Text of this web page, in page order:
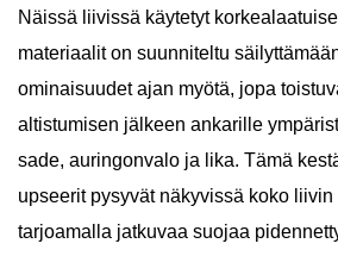
Näissä liivissä käytetyt
materiaalit on suunniteltu
ominaisuudet ajan myötä, jopa
altistumisen jälkeen ankarille
sade, auringonvalo ja lika. Tämä
upseerit pysyvät näkyvissä koko
tarjoamalla jatkuvaa suojaa